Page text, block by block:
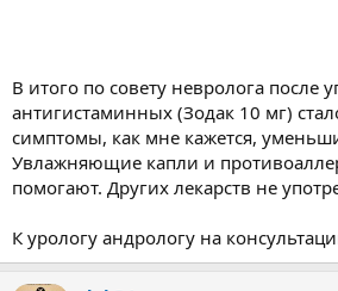
В итого по совету невролога после
антигистаминных (Зодак 10 мг)
симптомы, как мне кажется,
Увлажняющие капли и
помогают. Других лекарств не
К урологу андрологу на